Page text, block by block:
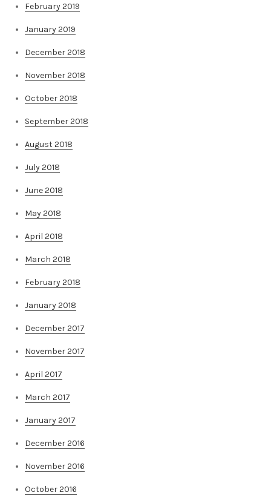
February 2019
January 2019
December 2018
November 2018
October 2018
September 2018
August 2018
July 2018
June 2018
May 2018
April 2018
March 2018
February 2018
January 2018
December 2017
November 2017
April 2017
March 2017
January 2017
December 2016
November 2016
October 2016